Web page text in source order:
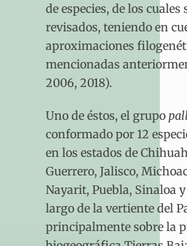
de especies, de los
revisados, teniendo en
aproximaciones
mencionadas
2006, 2018).
Uno de éstos, el grupo
conformado por 12
en los estados de
Guerrero, Jalisco,
Nayarit, Puebla, Sinaloa
largo de la vertiente del
principalmente sobre la